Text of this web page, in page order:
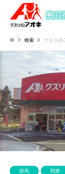
検索 クスリの
群馬 関東